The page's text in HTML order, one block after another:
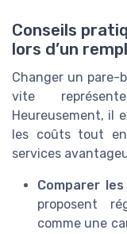
Conseils
lors d’un
Changer un pare-
vite
Heureusement, il
les coûts tout
services
Comparer
proposent
comme une